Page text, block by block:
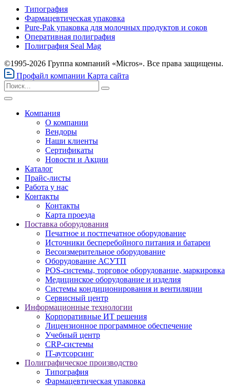
Типография
Фармацевтическая упаковка
Pure-Pak упаковка для молочных продуктов и соков
Оперативная полиграфия
Полиграфия Seal Mag
©1995-2026 Группа компаний «Micros». Все права защищены.
Профайл компании Карта сайта
Компания
О компании
Вендоры
Наши клиенты
Сертификаты
Новости и Акции
Каталог
Прайс-листы
Работа у нас
Контакты
Контакты
Карта проезда
Поставка оборудования
Печатное и постпечатное оборудование
Источники бесперебойного питания и батареи
Весоизмерительное оборудование
Оборудование АСУТП
POS-системы, торговое оборудование, маркировка
Медицинское оборудование и изделия
Системы кондиционирования и вентиляции
Сервисный центр
Информационные технологии
Корпоративные ИТ решения
Лицензионное программное обеспечение
Учебный центр
CRP-системы
IT-аутсорсинг
Полиграфическое производство
Типография
Фармацевтическая упаковка